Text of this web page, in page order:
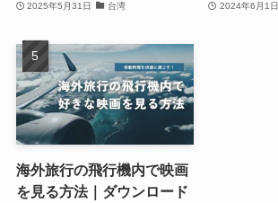
2025年5月31日 台湾 2024年6月1日
海外旅行の飛行機内で映画
を見る方法｜ダウンロード